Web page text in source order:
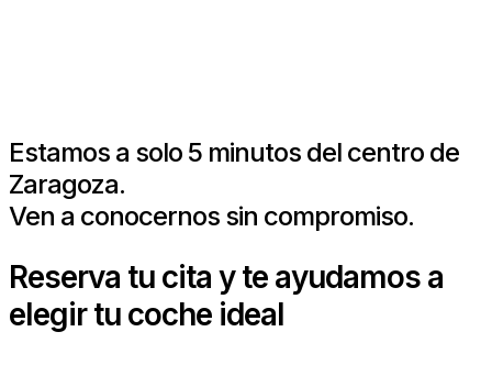
Estamos a solo 5 minutos del centro de
Zaragoza.
Ven a conocernos sin compromiso.
Reserva tu cita y te ayudamos a
elegir tu coche ideal